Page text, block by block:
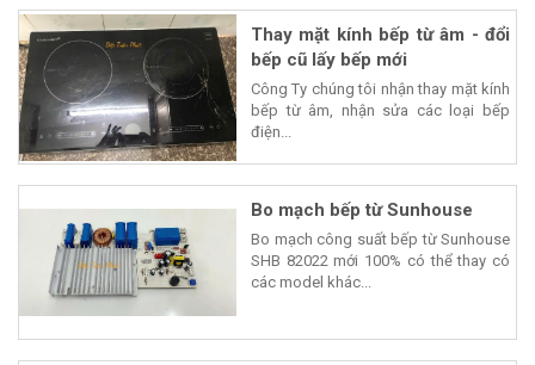
Thay mặt kính bếp từ âm - đổi
bếp cũ lấy bếp mới
Công Ty chúng tôi nhận thay mặt kính
bếp từ âm, nhận sửa các loại bếp
điện...
Bo mạch bếp từ Sunhouse
Bo mạch công suất bếp từ Sunhouse
SHB 82022 mới 100% có thể thay có
các model khác...